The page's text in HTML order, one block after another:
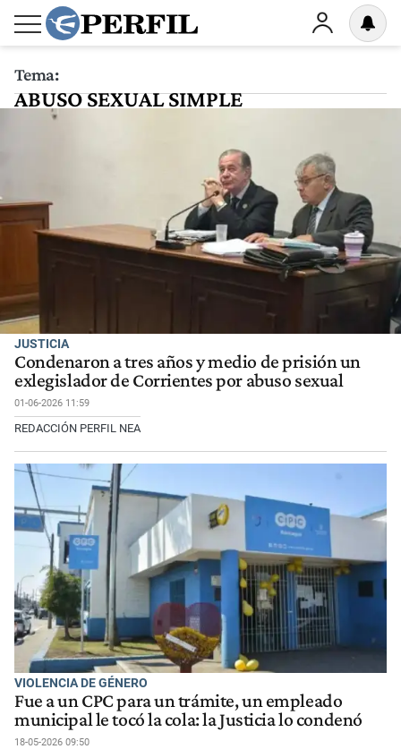
Tema:
ABUSO SEXUAL SIMPLE
JUSTICIA
Condenaron a tres años y medio de prisión un
exlegislador de Corrientes por abuso sexual
01-06-2026 11:59
REDACCIÓN PERFIL NEA
VIOLENCIA DE GÉNERO
Fue a un CPC para un trámite, un empleado
municipal le tocó la cola: la Justicia lo condenó
18-05-2026 09:50